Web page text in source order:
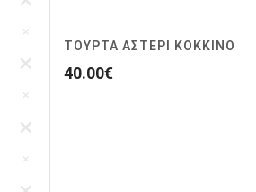
ΤΟΎΡΤΑ ΑΣΤΈΡΙ ΚΌΚΚΙΝΟ
40.00€